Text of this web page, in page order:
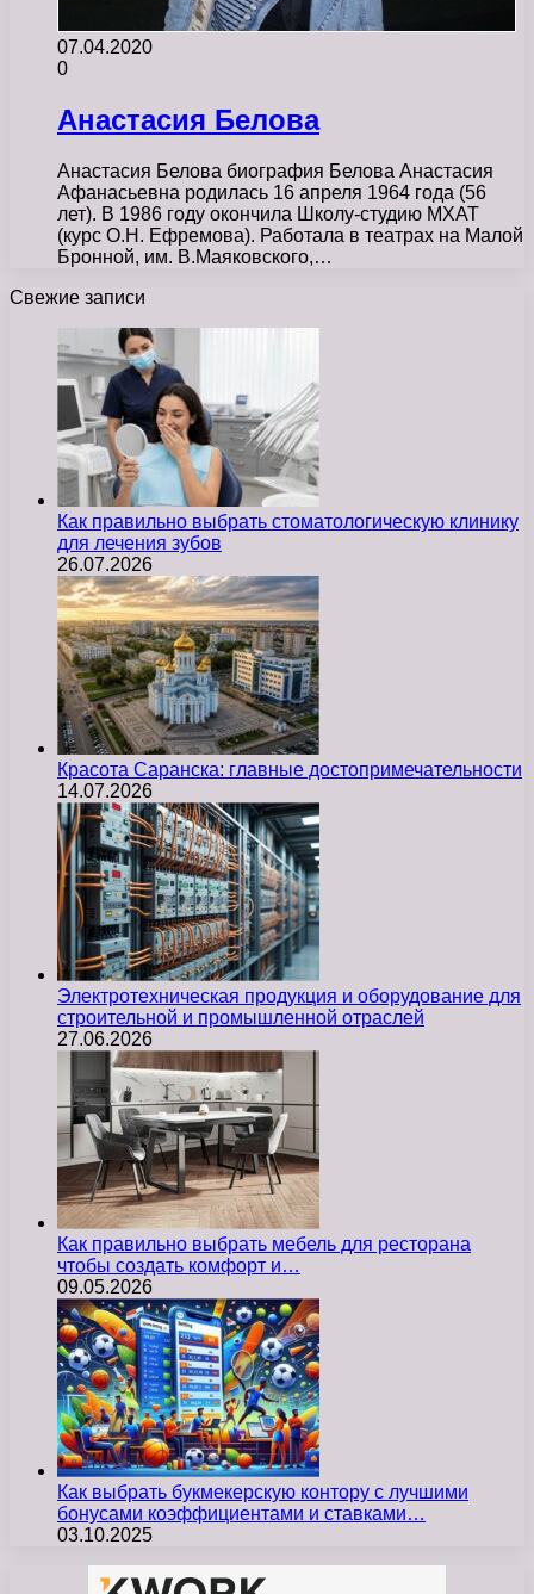
07.04.2020
0
Анастасия Белова
Анастасия Белова биография Белова Анастасия
Афанасьевна родилась 16 апреля 1964 года (56
лет). В 1986 году окончила Школу-студию МХАТ
(курс О.Н. Ефремова). Работала в театрах на Малой
Бронной, им. В.Маяковского,…
Свежие записи
Как правильно выбрать стоматологическую клинику
для лечения зубов
26.07.2026
Красота Саранска: главные достопримечательности
14.07.2026
Электротехническая продукция и оборудование для
строительной и промышленной отраслей
27.06.2026
Как правильно выбрать мебель для ресторана
чтобы создать комфорт и…
09.05.2026
Как выбрать букмекерскую контору с лучшими
бонусами коэффициентами и ставками…
03.10.2025